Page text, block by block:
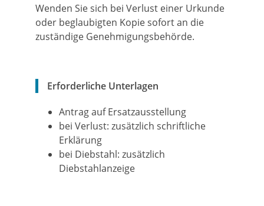
Wenden Sie sich bei Verlust einer Urkunde
oder beglaubigten Kopie sofort an die
zuständige Genehmigungsbehörde.
Erforderliche Unterlagen
Antrag auf Ersatzausstellung
bei Verlust: zusätzlich schriftliche
Erklärung
bei Diebstahl: zusätzlich
Diebstahlanzeige